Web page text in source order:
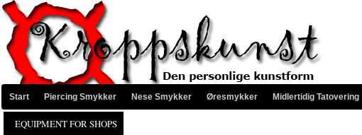
Start Piercing Smykker Nese Smykker Øresmykker Midlertidig Tatovering
EQUIPMENT FOR SHOPS